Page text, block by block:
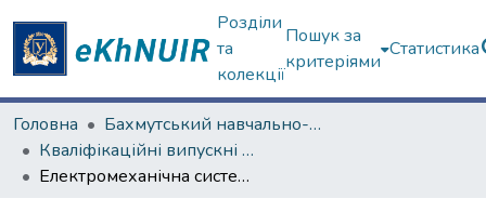
Розділи
та
колекції
Пошук за
критеріями
Статистика
Головна
Бахмутський навчально-науковий професійно-педагогічний інститут
Кваліфікаційні випускні роботи бакалаврів. Бахмутський навчально-науковий професійно-педагогічний інститут
Електромеханічна система регулювання положення із векторно-керованим асинхронним двигуном з короткозамкненим ротором